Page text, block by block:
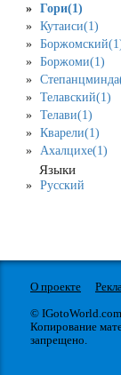
Гори(1)
Кутаиси(1)
Боржоми(1)
Телавский(1)
Телави(1)
Кварели(1)
Ахалцихе(1)
Языки
Русский
О проекте
©
Копирование
запрещено.